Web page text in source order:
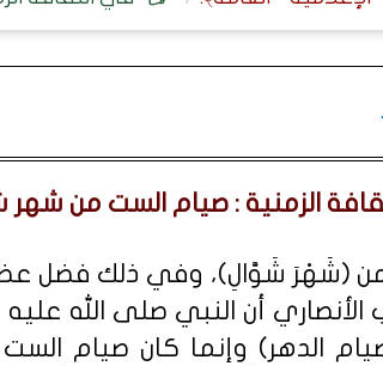
الزمنية : صيام الست من شهر
(شَهْرَ شَوَّالِ)، وفي ذلك فضل
أن النبي صلى الله
الدهر) وإنما كان صيام